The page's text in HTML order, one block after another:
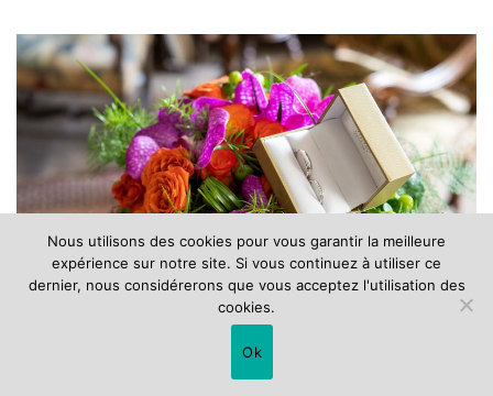
Nous utilisons des cookies pour vous garantir la meilleure
expérience sur notre site. Si vous continuez à utiliser ce
dernier, nous considérerons que vous acceptez l'utilisation des
cookies.
Ok